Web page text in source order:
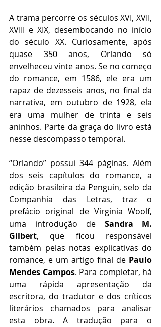
A trama percorre os séculos XVI, XVII,
XVIII e XIX, desembocando no início
do século XX. Curiosamente, após
quase 350 anos, Orlando só
envelheceu vinte anos. Se no começo
do romance, em 1586, ele era um
rapaz de dezesseis anos, no final da
narrativa, em outubro de 1928, ela
era uma mulher de trinta e seis
aninhos. Parte da graça do livro está
nesse descompasso temporal.
“Orlando” possui 344 páginas. Além
dos seis capítulos do romance, a
edição brasileira da Penguin, selo da
Companhia das Letras, traz o
prefácio original de Virginia Woolf,
uma introdução de Sandra M.
Gilbert, que ficou responsável
também pelas notas explicativas do
romance, e um artigo final de Paulo
Mendes Campos. Para completar, há
uma rápida apresentação da
escritora, do tradutor e dos críticos
literários chamados para analisar
esta obra. A tradução para o